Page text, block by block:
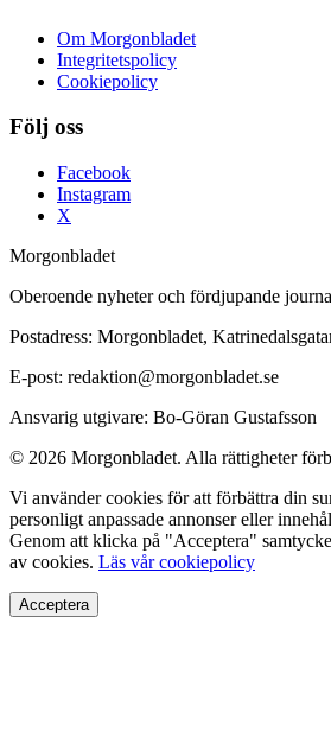
Om Morgonbladet
Integritetspolicy
Cookiepolicy
Följ oss
Facebook
Instagram
X
Morgonbladet
Oberoende nyheter och fördjupande
Postadress: Morgonbladet,
E-post: redaktion@morgonbladet.se
Ansvarig utgivare: Bo-Göran Gustafsson
© 2026 Morgonbladet. Alla rättigheter
Vi använder cookies för att förbättra din
personligt anpassade annonser eller
Genom att klicka på "Acceptera"
av cookies. Läs vår cookiepolicy
Acceptera